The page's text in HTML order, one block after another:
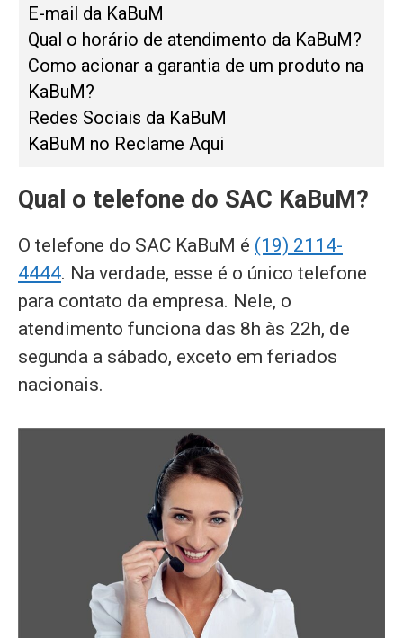
E-mail da KaBuM
Qual o horário de atendimento da KaBuM?
Como acionar a garantia de um produto na
KaBuM?
Redes Sociais da KaBuM
KaBuM no Reclame Aqui
Qual o telefone do SAC KaBuM?
O telefone do SAC KaBuM é (19) 2114-
4444. Na verdade, esse é o único telefone
para contato da empresa. Nele, o
atendimento funciona das 8h às 22h, de
segunda a sábado, exceto em feriados
nacionais.